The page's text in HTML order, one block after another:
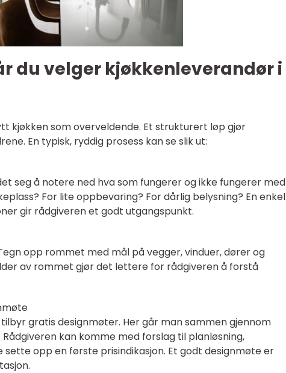
du velger kjøkkenleverandør i
kjøkken som overveldende. Et strukturert løp gjør
En typisk, ryddig prosess kan se slik ut:
seg å notere ned hva som fungerer og ikke fungerer med
For lite oppbevaring? For dårlig belysning? En enkel
gir rådgiveren et godt utgangspunkt.
opp rommet med mål på vegger, vinduer, dører og
av rommet gjør det lettere for rådgiveren å forstå
gratis designmøter. Her går man sammen gjennom
kan komme med forslag til planløsning,
opp en første prisindikasjon. Et godt designmøte er